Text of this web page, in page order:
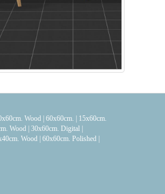
Wood| 60x60cm.
15x60cm.
Wood| 30x60cm. Digital|
Wood| 60x60cm. Polished|